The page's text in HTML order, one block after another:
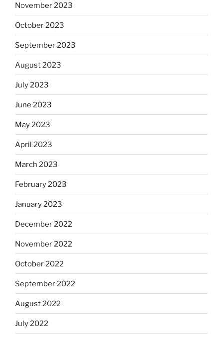
November 2023
October 2023
September 2023
August 2023
July 2023
June 2023
May 2023
April 2023
March 2023
February 2023
January 2023
December 2022
November 2022
October 2022
September 2022
August 2022
July 2022